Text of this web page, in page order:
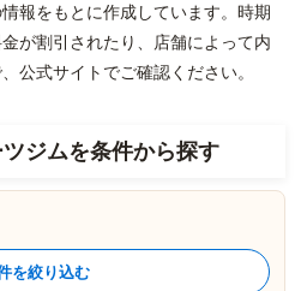
報をもとに作成しています。時期
が割引されたり、店舗によって内
公式サイトでご確認ください。
ジムを条件から探す
を絞り込む